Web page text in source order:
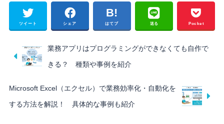
ツイート シェア はてブ 送る Pocket
業務アプリはプログラミングができなくても自作で
きる？ 種類や事例を紹介
Microsoft Excel（エクセル）で業務効率化・自動化を
する方法を解説！ 具体的な事例も紹介